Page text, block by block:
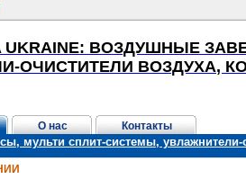
UKRAINE: ВОЗДУШНЫЕ
ОЧИСТИТЕЛИ ВОЗДУХА,
О нас Контакты
мульти сплит-системы, увлажнители-